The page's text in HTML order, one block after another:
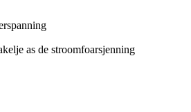
as de stroomfoarsjenning